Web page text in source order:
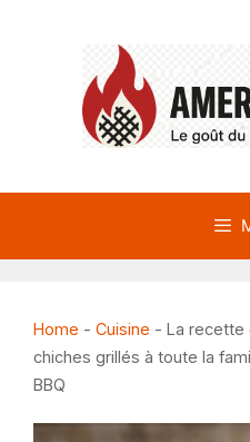
Home - Cuisine - La recette
chiches grillés à toute la
BBQ